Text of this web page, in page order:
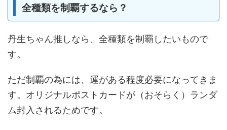
全種類を制覇するなら？
丹生ちゃん推しなら、全種類を制覇したいもので
す。
ただ制覇の為には、運がある程度必要になってきま
す。オリジナルポストカードが（おそらく）ランダ
ム封入されるためです。